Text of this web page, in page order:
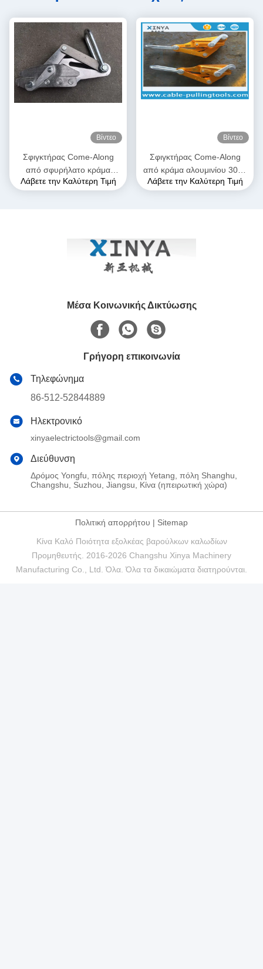
Βίντεο
Σφιγκτήρας Come-Along
από σφυρήλατο κράμα
αλουμινίου υψηλής αντοχής,
Λάβετε την Καλύτερη Τιμή
Βίντεο
Σφιγκτήρας Come-Along
από κράμα αλουμινίου 300–
400 sqmm | Λαβή γραμμής
Λάβετε την Καλύτερη Τιμή
Μέσα Κοινωνικής Δικτύωσης
Γρήγορη επικοινωνία
Τηλεφώνημα
86-512-52844889
Ηλεκτρονικό
xinyaelectrictools@gmail.com
Διεύθυνση
Δρόμος Yongfu, πόλης περιοχή Yetang, πόλη Shanghu,
Changshu, Suzhou, Jiangsu, Κίνα (ηπειρωτική χώρα)
Πολιτική απορρήτου | Sitemap
Κίνα Καλό Ποιότητα εξολκέας βαρούλκων καλωδίων
Προμηθευτής. 2016-2026 Changshu Xinya Machinery
Manufacturing Co., Ltd. Όλα. Όλα τα δικαιώματα διατηρούνται.